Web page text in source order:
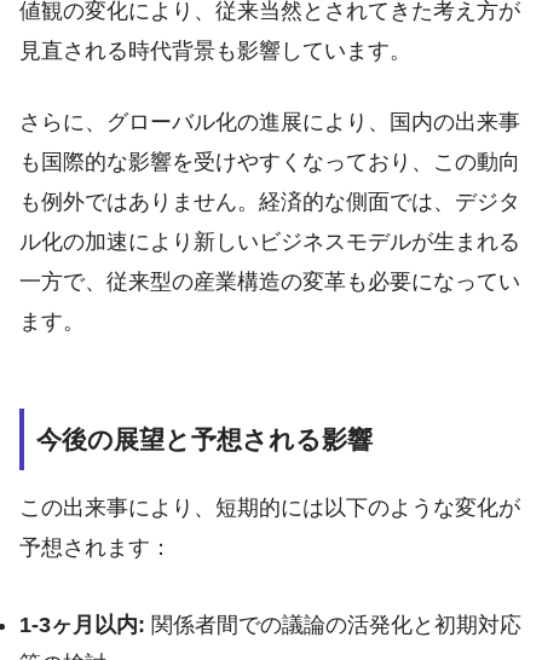
値観の変化により、従来当然とされてきた考え方が
見直される時代背景も影響しています。
さらに、グローバル化の進展により、国内の出来事
も国際的な影響を受けやすくなっており、この動向
も例外ではありません。経済的な側面では、デジタ
ル化の加速により新しいビジネスモデルが生まれる
一方で、従来型の産業構造の変革も必要になってい
ます。
今後の展望と予想される影響
この出来事により、短期的には以下のような変化が
予想されます：
1-3ヶ月以内: 関係者間での議論の活発化と初期対応